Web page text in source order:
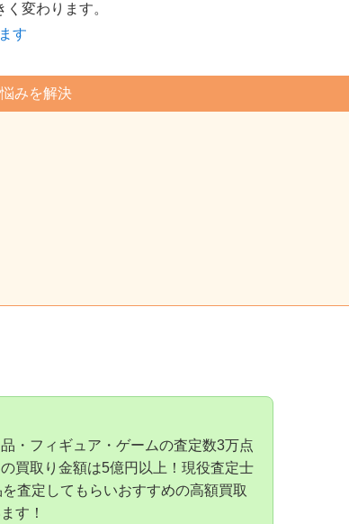
変わります。
す
みを解決
・フィギュア・ゲームの査定数3万点
買取り金額は5億円以上！現役査定士
査定してもらいおすすめの高額買取
す！